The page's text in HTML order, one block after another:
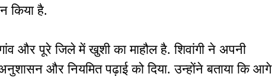
किया है.
और पूरे जिले में खुशी का माहौल है. शिवांगी ने अपनी
और नियमित पढ़ाई को दिया. उन्होंने बताया कि आगे